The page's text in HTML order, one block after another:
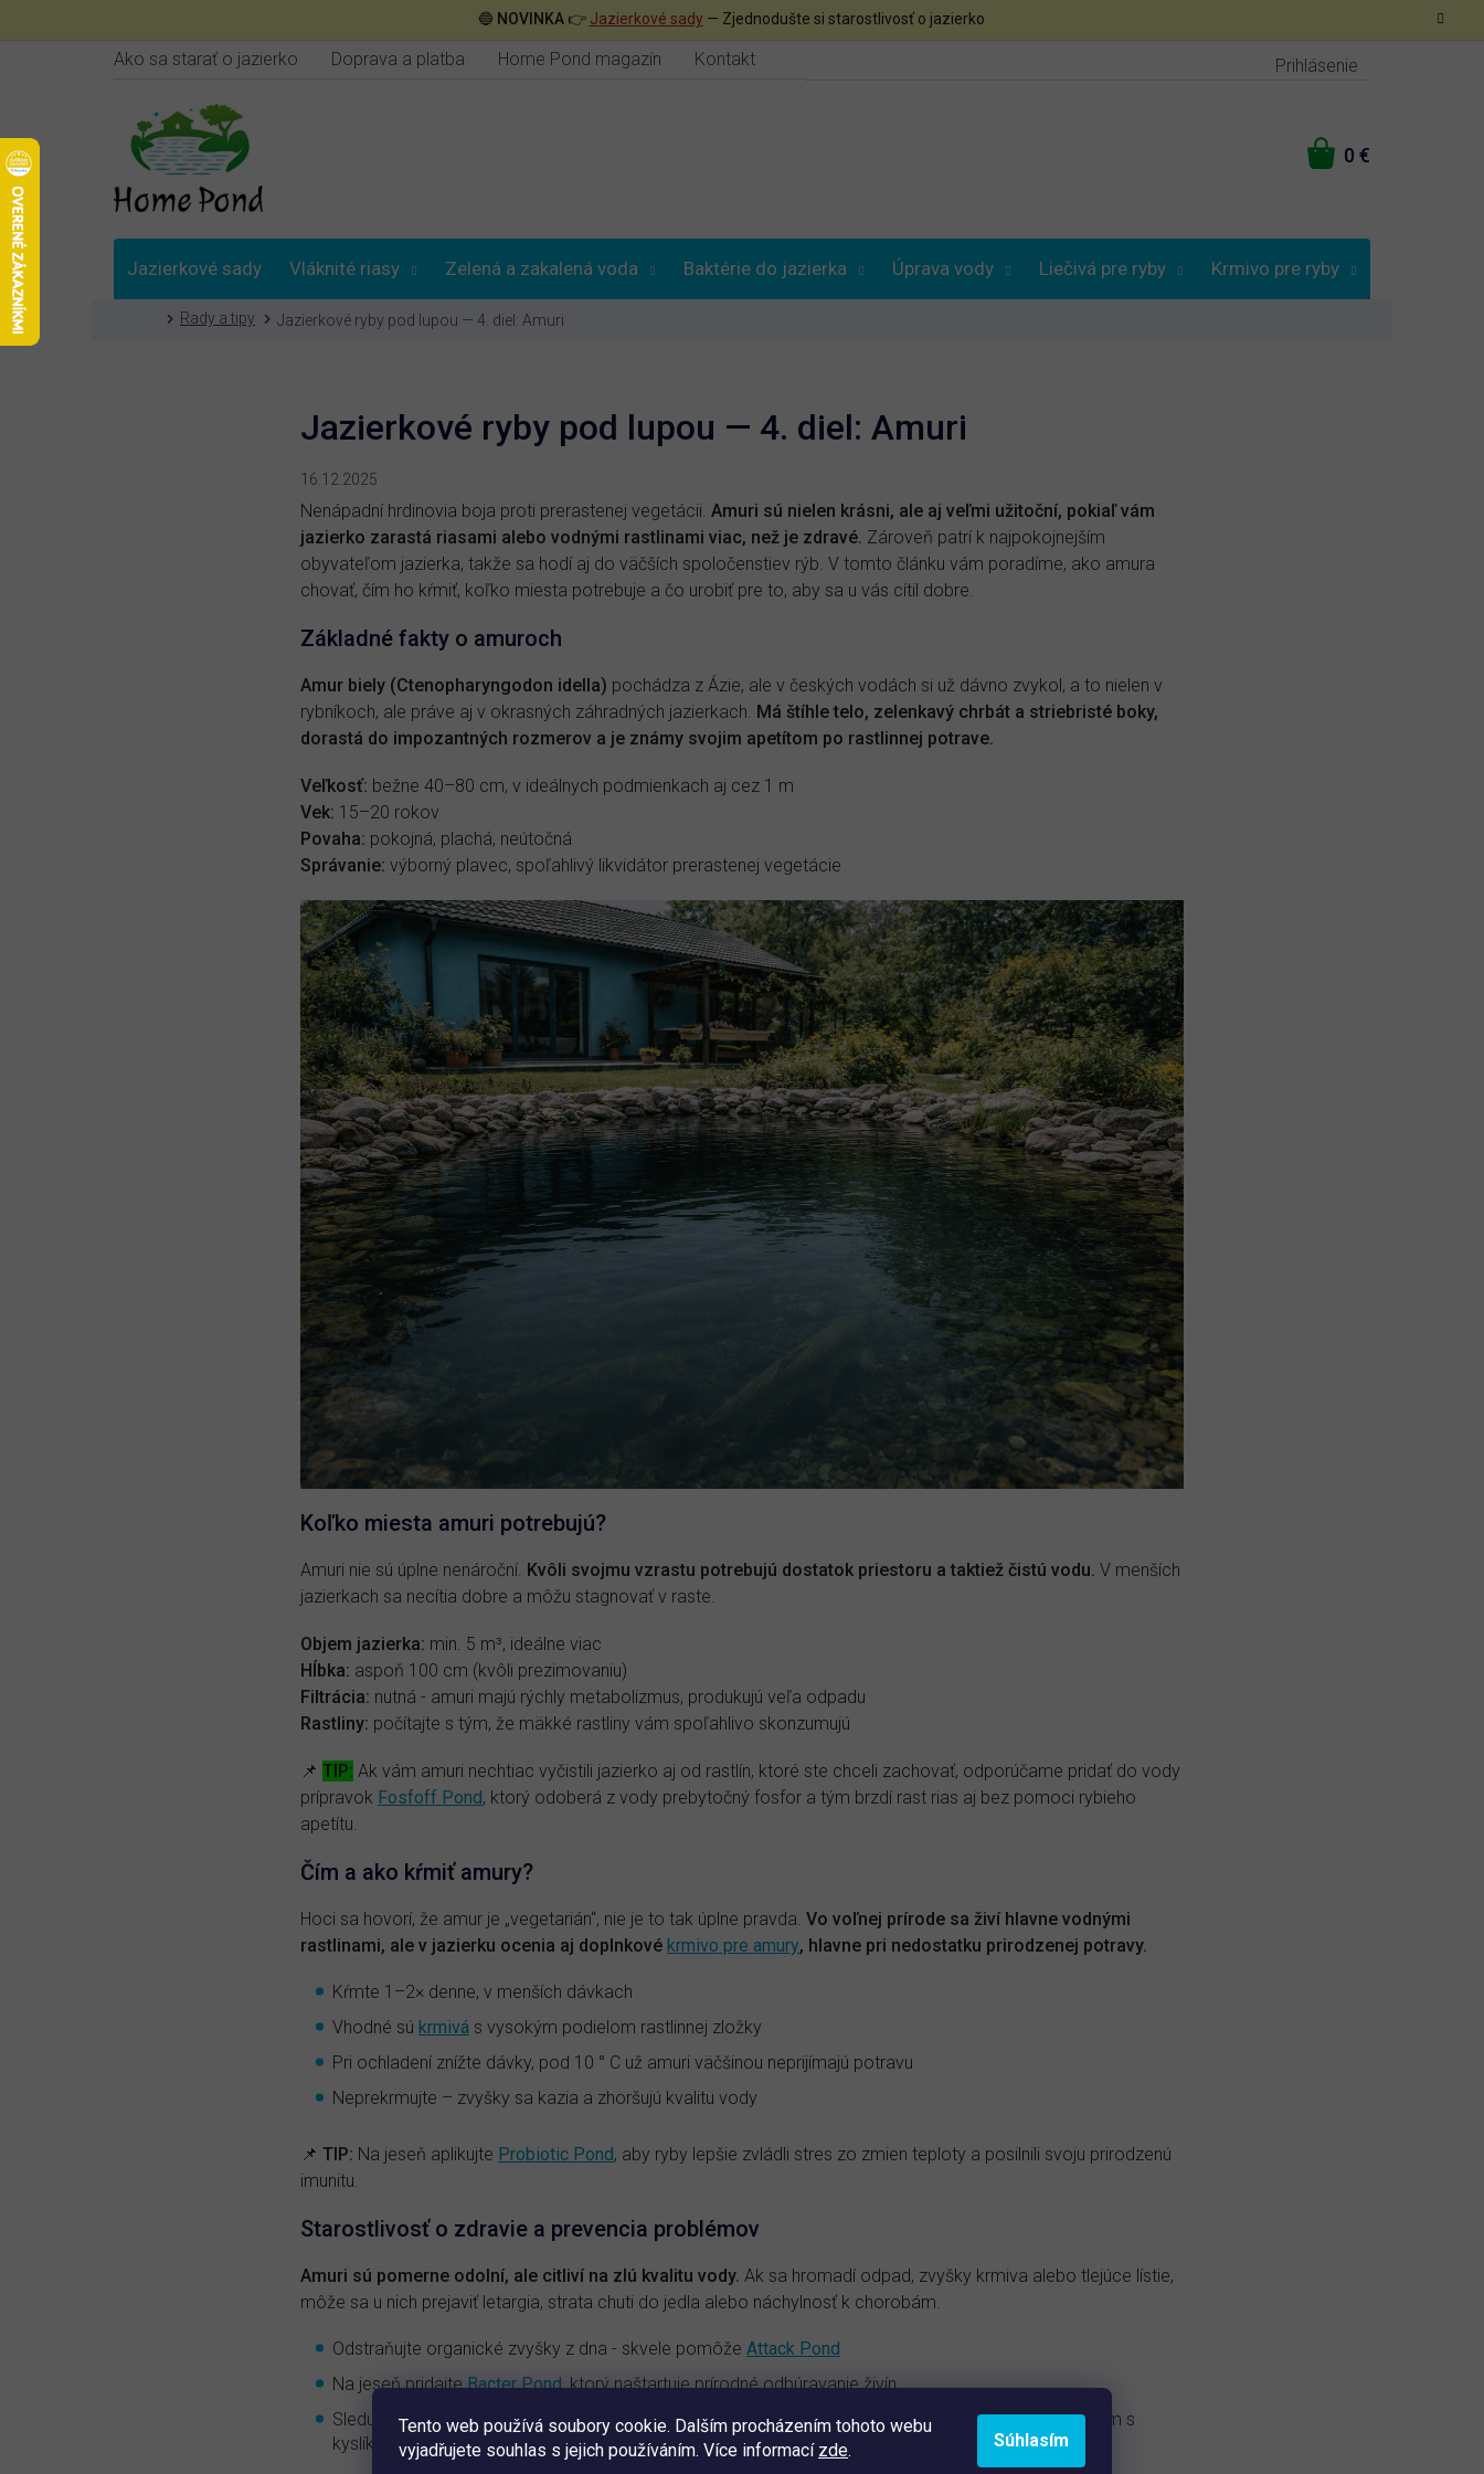
Tento web používá soubory cookie. Dalším procházením tohoto webu
vyjadřujete souhlas s jejich používáním. Více informací zde. Súhlasím
🔵 NOVINKA👉 Jazierkové sady — Zjednodušte si starostlivosť o jazierko
Ako sa starať o jazierko Doprava a platba Home Pond magazín Kontakt Prihlásenie
NÁKUPNÝ
Jazierkové sady Vláknité riasy Zelená a zakalená voda Baktérie do jazierka Úprava vody Liečivá pre ryby Krmivo pre ryby
Poradna
Domov
Rady a tipy Jazierkové ryby pod lupou — 4. diel: Amuri
Jazierkové ryby pod lupou — 4. diel: Amuri
16.12.2025
Nenápadní hrdinovia boja proti prerastenej vegetácii. Amuri sú nielen krásni, ale aj veľmi užitoční, pokiaľ vám
jazierko zarastá riasami alebo vodnými rastlinami viac, než je zdravé. Zároveň patrí k najpokojnejším
obyvateľom jazierka, takže sa hodí aj do väčších spoločenstiev rýb. V tomto článku vám poradíme, ako amura
chovať, čím ho kŕmiť, koľko miesta potrebuje a čo urobiť pre to, aby sa u vás cítil dobre.
Základné fakty o amuroch
Amur biely (Ctenopharyngodon idella) pochádza z Ázie, ale v českých vodách si už dávno zvykol, a to nielen v
rybníkoch, ale práve aj v okrasných záhradných jazierkach. Má štíhle telo, zelenkavý chrbát a striebristé boky,
dorastá do impozantných rozmerov a je známy svojim apetítom po rastlinnej potrave.
Veľkosť: bežne 40–80 cm, v ideálnych podmienkach aj cez 1 m
Vek: 15–20 rokov
Povaha: pokojná, plachá, neútočná
Správanie: výborný plavec, spoľahlivý likvidátor prerastenej vegetácie
Koľko miesta amuri potrebujú?
Amuri nie sú úplne nenároční. Kvôli svojmu vzrastu potrebujú dostatok priestoru a taktiež čistú vodu. V menších
jazierkach sa necítia dobre a môžu stagnovať v raste.
Objem jazierka: min. 5 m³, ideálne viac
Hĺbka: aspoň 100 cm (kvôli prezimovaniu)
Filtrácia: nutná - amuri majú rýchly metabolizmus, produkujú veľa odpadu
Rastliny: počítajte s tým, že mäkké rastliny vám spoľahlivo skonzumujú
📌 TIP: Ak vám amuri nechtiac vyčistili jazierko aj od rastlín, ktoré ste chceli zachovať, odporúčame pridať do vody
prípravok Fosfoff Pond, ktorý odoberá z vody prebytočný fosfor a tým brzdí rast rias aj bez pomoci rybieho
apetítu.
Čím a ako kŕmiť amury?
Hoci sa hovorí, že amur je „vegetarián“, nie je to tak úplne pravda. Vo voľnej prírode sa živí hlavne vodnými
rastlinami, ale v jazierku ocenia aj doplnkové krmivo pre amury, hlavne pri nedostatku prirodzenej potravy.
Kŕmte 1–2× denne, v menších dávkach
Vhodné sú krmivá s vysokým podielom rastlinnej zložky
Pri ochladení znížte dávky, pod 10 ° C už amuri väčšinou neprijímajú potravu
Neprekrmujte – zvyšky sa kazia a zhoršujú kvalitu vody
📌 TIP: Na jeseň aplikujte Probiotic Pond, aby ryby lepšie zvládli stres zo zmien teploty a posilnili svoju prirodzenú
imunitu.
Starostlivosť o zdravie a prevencia problémov
Amuri sú pomerne odolní, ale citliví na zlú kvalitu vody. Ak sa hromadí odpad, zvyšky krmiva alebo tlejúce lístie,
môže sa u nich prejaviť letargia, strata chuti do jedla alebo náchylnosť k chorobám.
Odstraňujte organické zvyšky z dna - skvele pomôže Attack Pond
Na jeseň pridajteBacter Pond, ktorý naštartuje prírodné odbúravanie živín
Sledujte správanie rýb – ak sa zdržiavajú pri hladine alebo majú zrýchlené dýchanie, môže byť problém s
kyslíkom alebo kvalitou vody